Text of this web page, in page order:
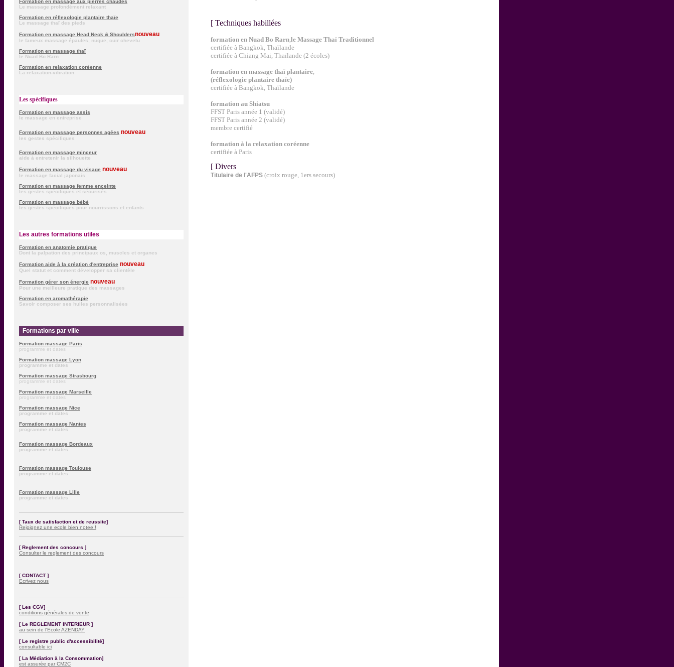
Formation en massage aux pierres chaudes
Le massage profondément relaxant
Formation en réflexologie plantaire thaïe
Le massage thaï des pieds
Formation en massage Head Neck & Shouldersnouveau
le fameux massage épaules, nuque, cuir chevelu
Formation en massage thaï
le Nuad Bo Rarn
Formation en relaxation coréenne
La relaxation-vibration
Les spécifiques
Formation en massage assis
le massage en entreprise
Formation en massage personnes agées nouveau
les gestes spécifiques
Formation en massage minceur
aide à entretenir la silhouette
Formation en massage du visage nouveau
le massage facial japonais
Formation en massage femme enceinte
les gestes spécifiques et sécurisés
Formation en massage bébé
les gestes spécifiques pour nourrissons et enfants
Les autres formations utiles
Formation en anatomie pratique
Dont la palpation des principaux os, muscles et organes
Formation aide à la création d'entreprise nouveau
Quel statut et comment développer sa clientèle
Formation gérer son énergie nouveau
Pour une meilleure pratique des massages
Formation en aromathérapie
Savoir composer ses huiles personnalisées
Formations par ville
Formation massage Paris
programme et dates
Formation massage Lyon
programme et dates
Formation massage Strasbourg
programme et dates
Formation massage Marseille
programme et dates
Formation massage Nice
programme et dates
Formation massage Nantes
programme et dates
Formation massage Bordeaux
programme et dates
Formation massage Toulouse
programme et dates
Formation massage Lille
programme et dates
[ Taux de satisfaction et de reussite]
Rejoignez une ecole bien notee !
[ Reglement des concours ]
Consulter le reglement des concours
[ CONTACT ]
Ecrivez nous
[ Les CGV]
conditions générales de vente
[ Le REGLEMENT INTERIEUR ]
au sein de l'Ecole AZENDAY
[ Le registre public d'accessibilité]
consultable ici
[ La Médiation à la Consommation]
est assurée par CM2C
[ Techniques habillées
formation en Nuad Bo Rarn,le Massage Thaï Traditionnel
certifiée à Bangkok, Thaïlande
certifiée à Chiang Mai, Thaïlande (2 écoles)
formation en massage thaï plantaire,
(réflexologie plantaire thaïe)
certifiée à Bangkok, Thaïlande
formation au Shiatsu
FFST Paris année 1 (validé)
FFST Paris année 2 (validé)
membre certifié
formation à la relaxation coréenne
certifiée à Paris
[ Divers
Titulaire de l'AFPS (croix rouge, 1ers secours)